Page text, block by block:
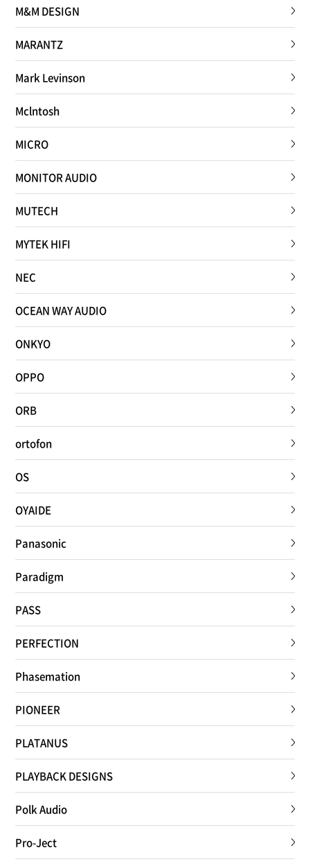
M&M DESIGN
MARANTZ
Mark Levinson
Mclntosh
MICRO
MONITOR AUDIO
MUTECH
MYTEK HIFI
NEC
OCEAN WAY AUDIO
ONKYO
OPPO
ORB
ortofon
OS
OYAIDE
Panasonic
Paradigm
PASS
PERFECTION
Phasemation
PIONEER
PLATANUS
PLAYBACK DESIGNS
Polk Audio
Pro-Ject